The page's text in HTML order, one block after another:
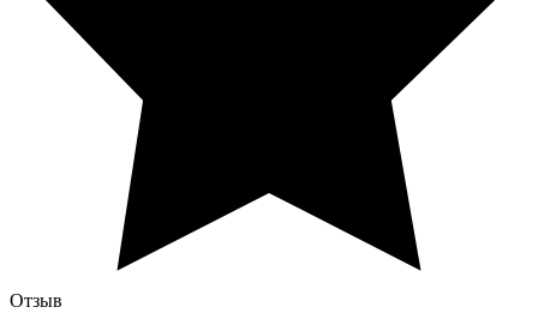
Отзыв